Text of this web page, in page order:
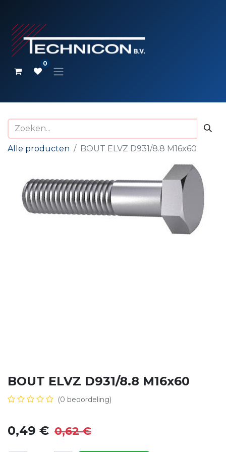
0
Alle producten BOUT ELVZ D931/8.8 M16x60
BOUT ELVZ D931/8.8 M16x60
(0 beoordeling)
0,49 € 0,62€